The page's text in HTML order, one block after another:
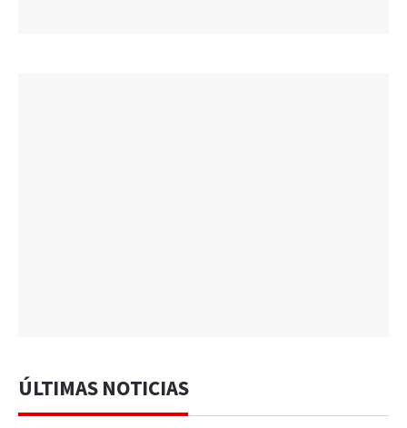
ÚLTIMAS NOTICIAS